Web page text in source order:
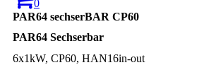
0
PAR64 sechserBAR CP60
PAR64 Sechserbar
6x1kW, CP60, HAN16in-out